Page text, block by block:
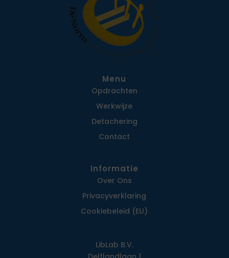
Menu
Opdrachten
Werkwijze
Detachering
Contact
Informatie
Over Ons
Privacy­verklaring
Cookiebeleid (EU)
LibLab B.V.